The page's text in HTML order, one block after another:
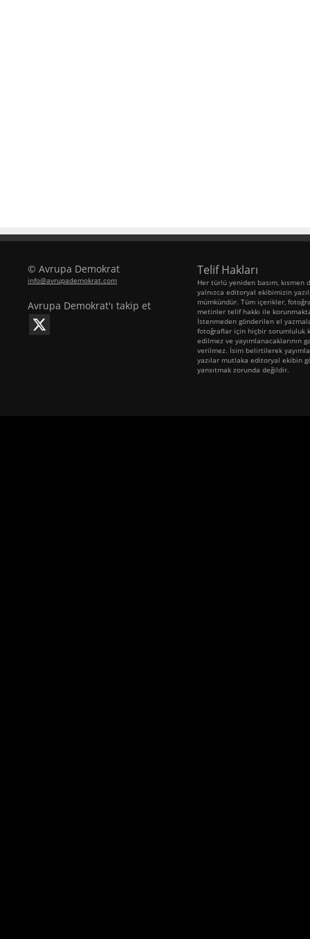
© Avrupa Demokrat
info@avrupademokrat.com
Avrupa Demokrat'ı takip et
Telif Hakları
Her türlü yeniden basım, kısmen
yalnızca editoryal ekibimizin
mümkündür. Tüm içerikler,
metinler telif hakkı ile
İstenmeden gönderilen el
fotoğraflar için hiçbir sorumluluk
edilmez ve yayımlanacaklarının
verilmez. İsim belirtilerek
yazılar mutlaka editoryal ekibin
yansıtmak zorunda değildir.